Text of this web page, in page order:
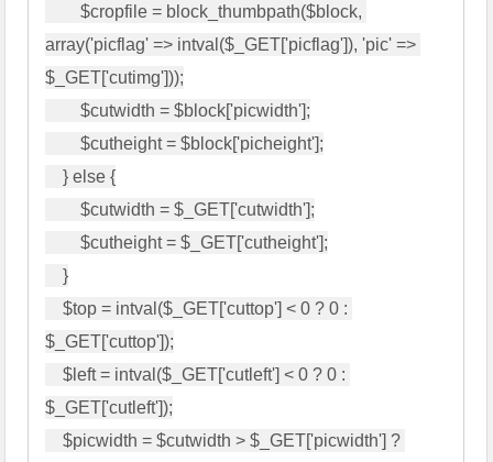
        $cropfile = block_thumbpath($block,
array('picflag' => intval($_GET['picflag']), 'pic' =>
$_GET['cutimg']));
        $cutwidth = $block['picwidth'];
        $cutheight = $block['picheight'];
    } else {
        $cutwidth = $_GET['cutwidth'];
        $cutheight = $_GET['cutheight'];
    }
    $top = intval($_GET['cuttop'] < 0 ? 0 :
$_GET['cuttop']);
    $left = intval($_GET['cutleft'] < 0 ? 0 :
$_GET['cutleft']);
    $picwidth = $cutwidth > $_GET['picwidth'] ?